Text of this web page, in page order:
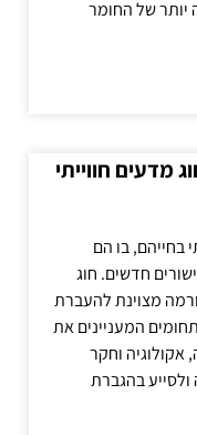
יותר של החומר
מדעים חווייתי
בחייהם, בו הם
חדשים. חוג
מצוינת להעברת
המעניינים את
אקולוגיה וחקר
בהגברת